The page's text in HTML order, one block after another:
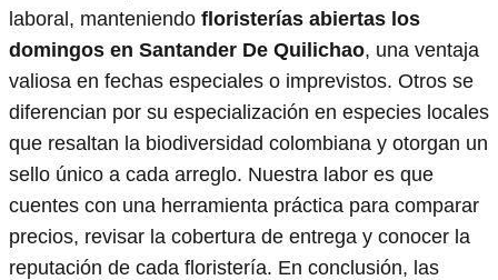
laboral, manteniendo floristerías abiertas los
domingos en Santander De Quilichao, una ventaja
valiosa en fechas especiales o imprevistos. Otros se
diferencian por su especialización en especies locales
que resaltan la biodiversidad colombiana y otorgan un
sello único a cada arreglo. Nuestra labor es que
cuentes con una herramienta práctica para comparar
precios, revisar la cobertura de entrega y conocer la
reputación de cada floristería. En conclusión, las